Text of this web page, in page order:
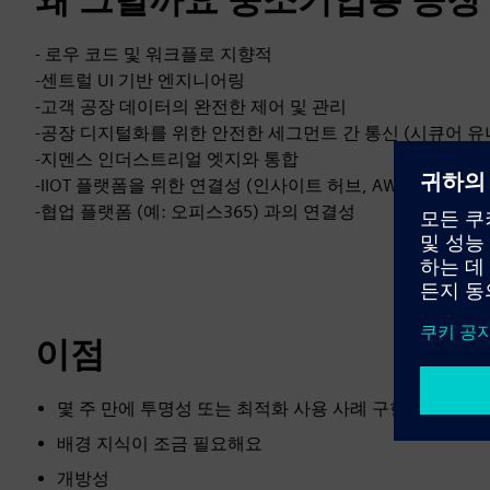
- 로우 코드 및 워크플로 지향적
-센트럴 UI 기반 엔지니어링
-고객 공장 데이터의 완전한 제어 및 관리
-공장 디지털화를 위한 안전한 세그먼트 간 통신 (시큐어
-지멘스 인더스트리얼 엣지와 통합
-IIOT 플랫폼을 위한 연결성 (인사이트 허브, AWS, Azure)
-협업 플랫폼 (예: 오피스365) 과의 연결성
이점
몇 주 만에 투명성 또는 최적화 사용 사례 구현
배경 지식이 조금 필요해요
개방성